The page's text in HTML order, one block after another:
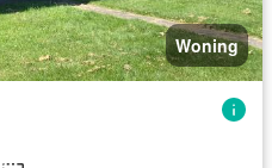
Woning